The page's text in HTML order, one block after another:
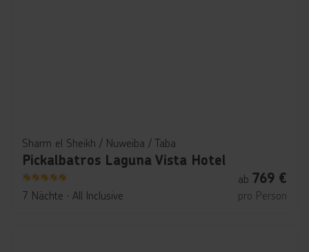
Sharm el Sheikh / Nuweiba / Taba
Pickalbatros Laguna Vista Hotel
5
7 Nächte ∙ All Inclusive
ab 769 €
pro Person